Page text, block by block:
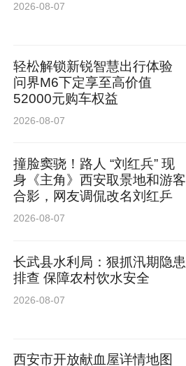
2026-08-07
轻松解锁新锐智慧出行体验
问界M6下定享至高价值
52000元购车权益
2026-08-07
撞脸窦骁！路人 “刘红兵” 现
身《主角》西安取景地和游客
合影，网友调侃改名刘红乒
2026-08-07
长武县水利局：狠抓汛期隐患
排查 保障农村饮水安全
2026-08-07
西安市开放献血屋详情地图